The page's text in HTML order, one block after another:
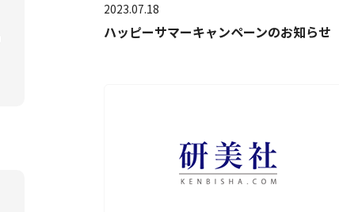
2023.07.18
ハッピーサマーキャンペーンのお知らせ